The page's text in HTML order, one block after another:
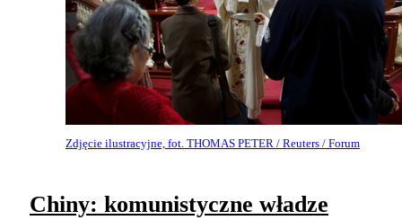
Zdjęcie ilustracyjne, fot. THOMAS PETER / Reuters / Forum
Chiny: komunistyczne władze